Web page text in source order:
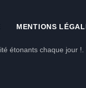
MENTIONS
étonants chaque jour !.